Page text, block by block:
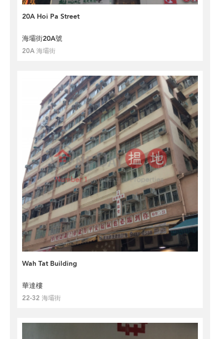
20A Hoi Pa Street
海壩街20A號
20A 海壩街
Wah Tat Building
華達樓
22-32 海壩街